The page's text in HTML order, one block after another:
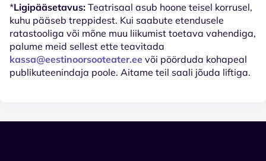
*Ligipääsetavus: Teatrisaal asub hoone teisel korrusel,
kuhu pääseb treppidest. Kui saabute etendusele
ratastooliga või mõne muu liikumist toetava vahendiga,
palume meid sellest ette teavitada
kassa@eestinoorsooteater.ee või pöörduda kohapeal
publikuteenindaja poole. Aitame teil saali jõuda liftiga.